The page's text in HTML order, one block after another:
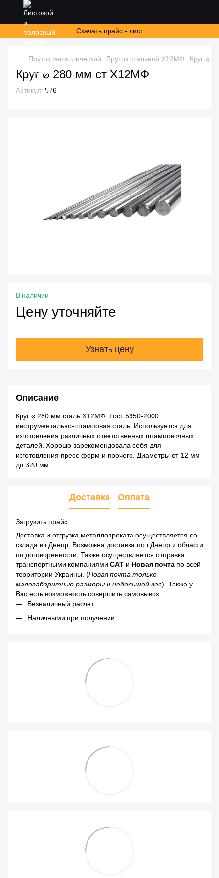
Скачать прайс - лист
Пруток металлический Пруток стальной Х12МФ Круг ⌀
Круг ⌀ 280 мм ст Х12МФ
Артикул: 576
В наличии
Цену уточняйте
Узнать цену
Описание
Круг ⌀ 280 мм сталь Х12МФ. Гост 5950-2000
инструментально-штамповая сталь. Используется для
изготовления различных ответственных штамповочных
деталей. Хорошо зарекомендовала себя для
изготовления пресс форм и прочего. Диаметры от 12 мм
до 320 мм.
Доставка Оплата
Загрузить прайс
Доставка и отгрузка металлопроката осуществляется со
склада в г.Днепр. Возможна доставка по г.Днепр и области
по договоренности. Также осуществляется отправка
транспортными компаниями САТ и Новая почта по всей
территории Украины. (Новая почта только
малогабаритные размеры и небольшой вес). Также у
Вас есть возможность совершить самовывоз.
Безналичный расчет
Наличными при получении